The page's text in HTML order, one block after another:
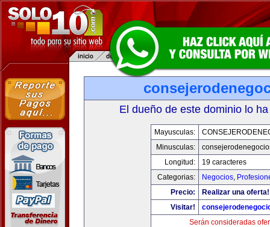
El dueño de este dominio lo
Mayusculas:
Minusculas:
Longitud:
19 caracteres
Categorias:
Negocios,
Precio:
Realizar una oferta!
Visitar!
Serán consideradas